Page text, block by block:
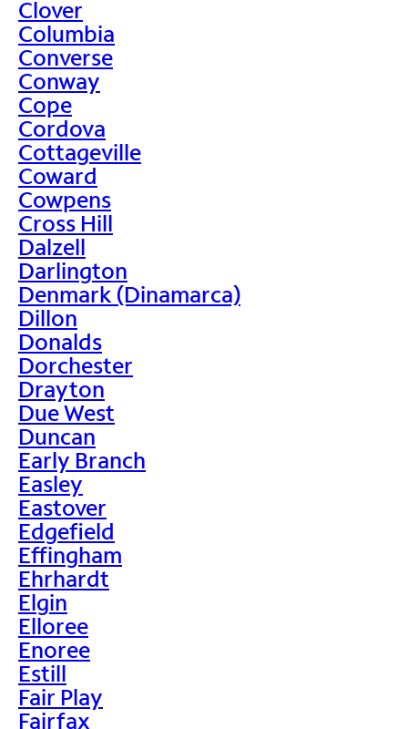
Clover
Columbia
Converse
Conway
Cope
Cordova
Cottageville
Coward
Cowpens
Cross Hill
Dalzell
Darlington
Denmark (Dinamarca)
Dillon
Donalds
Dorchester
Drayton
Due West
Duncan
Early Branch
Easley
Eastover
Edgefield
Effingham
Ehrhardt
Elgin
Elloree
Enoree
Estill
Fair Play
Fairfax